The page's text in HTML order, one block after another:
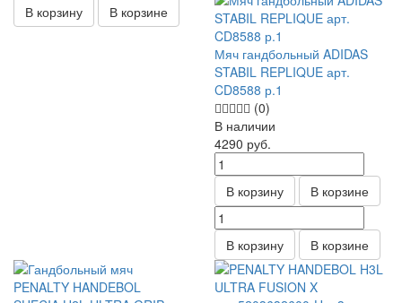
В корзину В корзине
Мяч гандбольный ADIDAS
STABIL REPLIQUE арт.
CD8588 р.1
(0)
В наличии
4290 руб.
В корзину В корзине
В корзину В корзине